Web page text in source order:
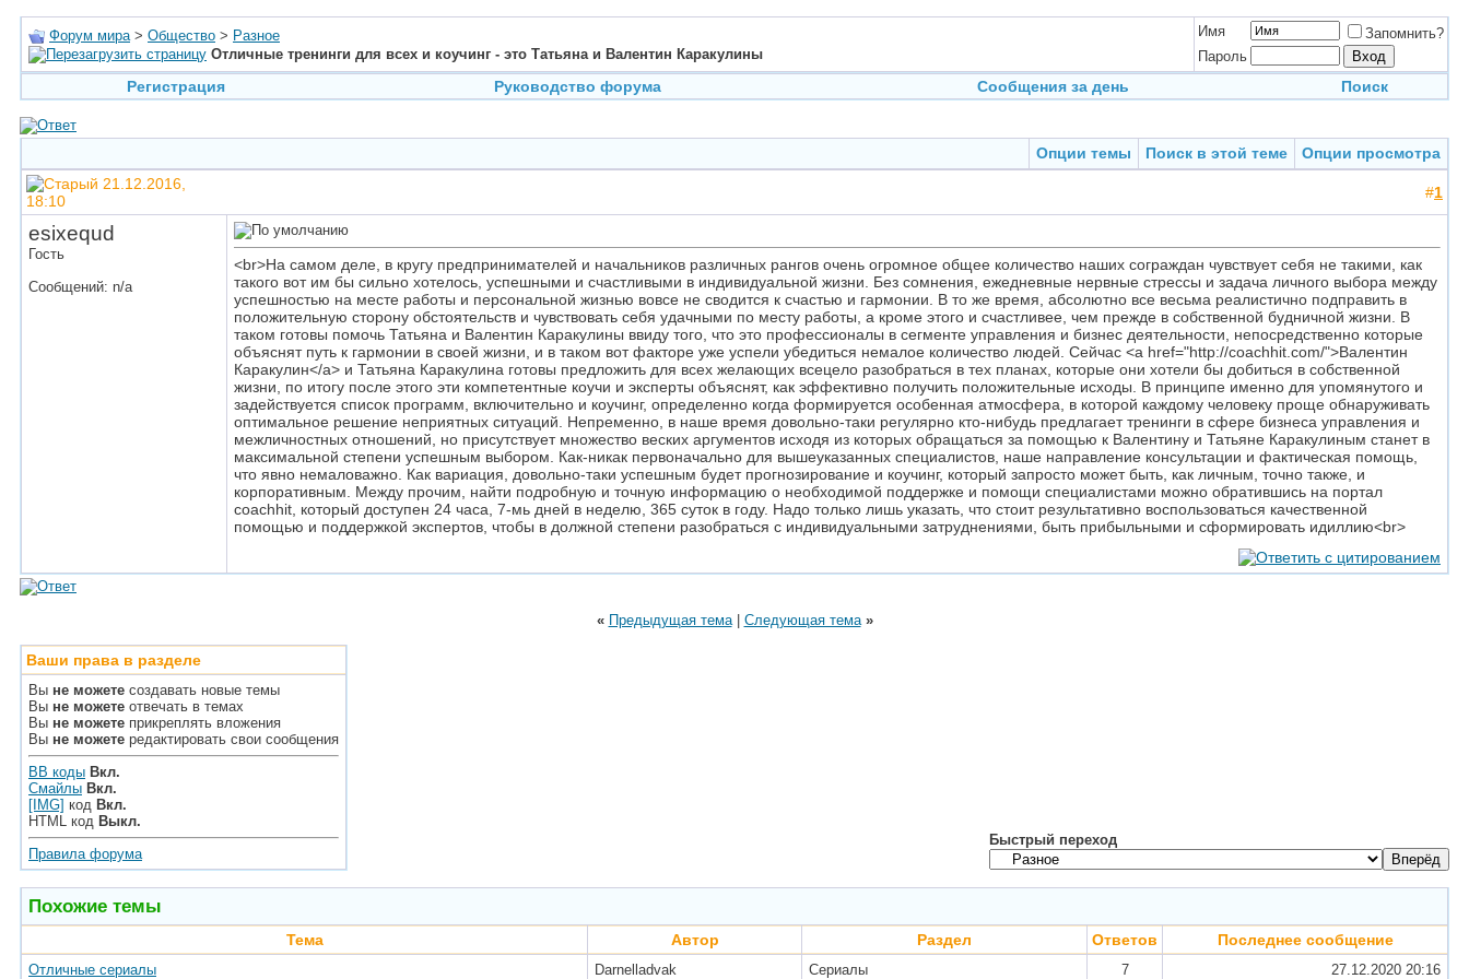
Форум мира > Общество > Разное
Отличные тренинги для всех и коучинг - это Татьяна и Валентин Каракулины
Имя
Запомнить?
Пароль
Регистрация Руководство форума Сообщения за день Поиск
Опции темы Поиск в этой теме
Опции просмотра
21.12.2016,
18:10
#1
esixequd
Гость
Сообщений: n/a
<br>На самом деле, в кругу предпринимателей и начальников различных рангов очень огромное общее количество наших сограждан чувствует себя не такими, как
такого вот им бы сильно хотелось, успешными и счастливыми в индивидуальной жизни. Без сомнения, ежедневные нервные стрессы и задача личного выбора между
успешностью на месте работы и персональной жизнью вовсе не сводится к счастью и гармонии. В то же время, абсолютно все весьма реалистично подправить в
положительную сторону обстоятельств и чувствовать себя удачными по месту работы, а кроме этого и счастливее, чем прежде в собственной будничной жизни. В
таком готовы помочь Татьяна и Валентин Каракулины ввиду того, что это профессионалы в сегменте управления и бизнес деятельности, непосредственно которые
объяснят путь к гармонии в своей жизни, и в таком вот факторе уже успели убедиться немалое количество людей. Сейчас <a href="http://coachhit.com/">Валентин
Каракулин</a> и Татьяна Каракулина готовы предложить для всех желающих всецело разобраться в тех планах, которые они хотели бы добиться в собственной
жизни, по итогу после этого эти компетентные коучи и эксперты объяснят, как эффективно получить положительные исходы. В принципе именно для упомянутого и
задействуется список программ, включительно и коучинг, определенно когда формируется особенная атмосфера, в которой каждому человеку проще обнаруживать
оптимальное решение неприятных ситуаций. Непременно, в наше время довольно-таки регулярно кто-нибудь предлагает тренинги в сфере бизнеса управления и
межличностных отношений, но присутствует множество веских аргументов исходя из которых обращаться за помощью к Валентину и Татьяне Каракулиным станет в
максимальной степени успешным выбором. Как-никак первоначально для вышеуказанных специалистов, наше направление консультации и фактическая помощь,
что явно немаловажно. Как вариация, довольно-таки успешным будет прогнозирование и коучинг, который запросто может быть, как личным, точно также, и
корпоративным. Между прочим, найти подробную и точную информацию о необходимой поддержке и помощи специалистами можно обратившись на портал
coachhit, который доступен 24 часа, 7-мь дней в неделю, 365 суток в году. Надо только лишь указать, что стоит результативно воспользоваться качественной
помощью и поддержкой экспертов, чтобы в должной степени разобраться с индивидуальными затруднениями, быть прибыльными и сформировать идиллию<br>
« Предыдущая тема| Следующая тема »
Ваши права в разделе
Вы не можете создавать новые темы
Вы не можете отвечать в темах
Вы не можете прикреплять вложения
Вы не можете редактировать свои сообщения
BB коды Вкл.
Смайлы Вкл.
[IMG] код Вкл.
HTML код Выкл.
Правила форума
Быстрый переход
Похожие темы
Тема Автор Раздел Ответов Последнее сообщение
Отличные сериалы Darnelladvak Сериалы 7 27.12.2020 20:16